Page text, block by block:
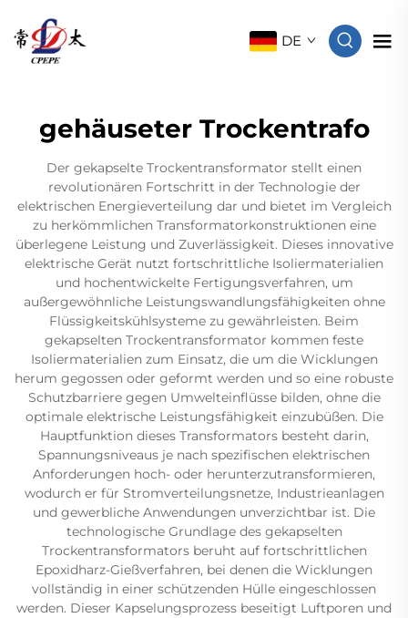
DE
gehäuseter Trockentrafo
Der gekapselte Trockentransformator stellt einen
revolutionären Fortschritt in der Technologie der
elektrischen Energieverteilung dar und bietet im Vergleich
zu herkömmlichen Transformatorkonstruktionen eine
überlegene Leistung und Zuverlässigkeit. Dieses innovative
elektrische Gerät nutzt fortschrittliche Isoliermaterialien
und hochentwickelte Fertigungsverfahren, um
außergewöhnliche Leistungswandlungsfähigkeiten ohne
Flüssigkeitskühlsysteme zu gewährleisten. Beim
gekapselten Trockentransformator kommen feste
Isoliermaterialien zum Einsatz, die um die Wicklungen
herum gegossen oder geformt werden und so eine robuste
Schutzbarriere gegen Umwelteinflüsse bilden, ohne die
optimale elektrische Leistungsfähigkeit einzubüßen. Die
Hauptfunktion dieses Transformators besteht darin,
Spannungsniveaus je nach spezifischen elektrischen
Anforderungen hoch- oder herunterzutransformieren,
wodurch er für Stromverteilungsnetze, Industrieanlagen
und gewerbliche Anwendungen unverzichtbar ist. Die
technologische Grundlage des gekapselten
Trockentransformators beruht auf fortschrittlichen
Epoxidharz-Gießverfahren, bei denen die Wicklungen
vollständig in einer schützenden Hülle eingeschlossen
werden. Dieser Kapselungsprozess beseitigt Luftporen und